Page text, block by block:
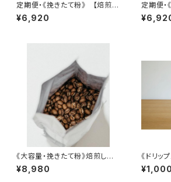
定期便・《挽きたて粉》 【焙煎し
たての香りを、2週間ごとにポス
トへ】｜スペシャルティコーヒー1
¥6,920
定期便・
ての香り
へ】｜ス
《大容量・挽きたて粉》焙煎した
てスペシャルティコーヒー｜180
g×6袋（1,080g）通常¥10,530
¥8,980
《ドリッ
で本格コ
ィ豆使
¥1,000